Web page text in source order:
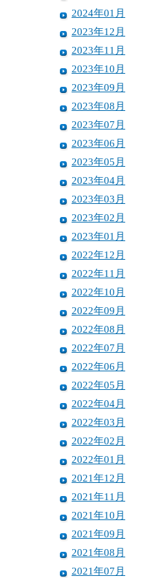
2024年01月
2023年12月
2023年11月
2023年10月
2023年09月
2023年08月
2023年07月
2023年06月
2023年05月
2023年04月
2023年03月
2023年02月
2023年01月
2022年12月
2022年11月
2022年10月
2022年09月
2022年08月
2022年07月
2022年06月
2022年05月
2022年04月
2022年03月
2022年02月
2022年01月
2021年12月
2021年11月
2021年10月
2021年09月
2021年08月
2021年07月